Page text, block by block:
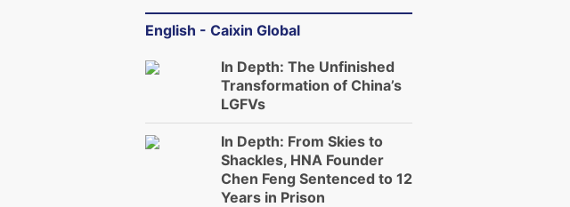
English - Caixin Global
In Depth: The Unfinished
Transformation of China’s
LGFVs
In Depth: From Skies to
Shackles, HNA Founder
Chen Feng Sentenced to 12
Years in Prison